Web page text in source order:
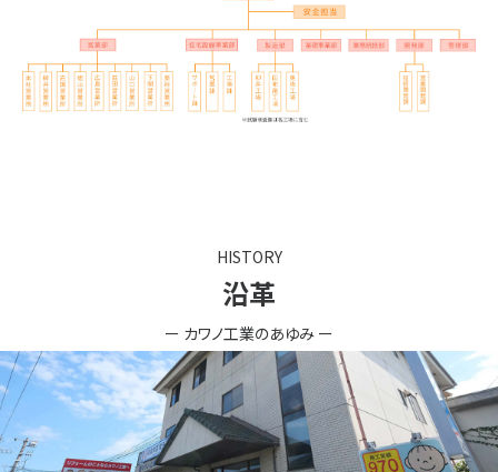
HISTORY
沿革
ー カワノ工業のあゆみ ー